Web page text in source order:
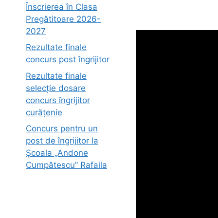
Înscrierea în Clasa
Pregătitoare 2026-
2027
Rezultate finale
concurs post îngrijitor
Rezultate finale
selecție dosare
concurs îngrijitor
curățenie
Concurs pentru un
post de îngrijitor la
Școala „Andone
Cumpătescu” Rafaila